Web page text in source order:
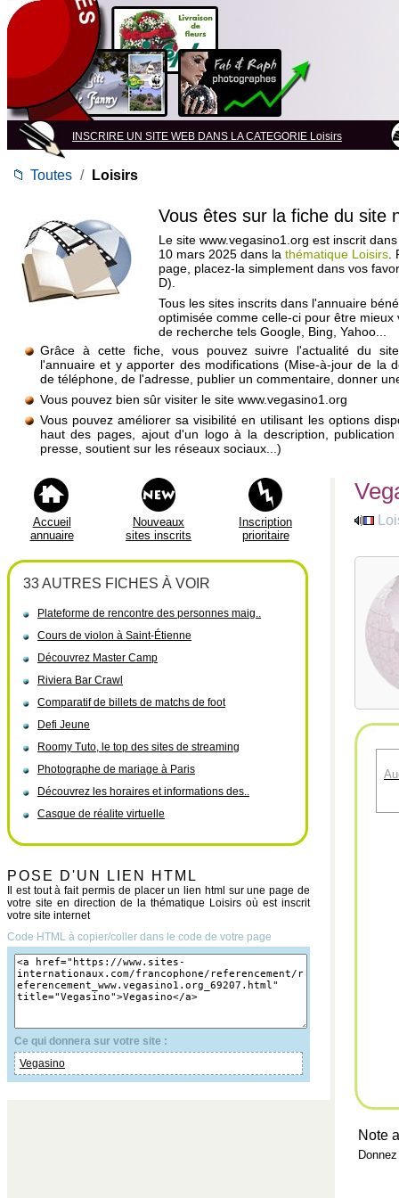
INSCRIRE UN SITE WEB DANS LA CATEGORIE Loisirs
📁 Toutes / Loisirs
Vous êtes sur la fiche du site
Le site www.vegasino1.org est inscrit
10 mars 2025 dans la thématique Loisirs
page, placez-la simplement dans vos
D).
Tous les sites inscrits dans l'annuaire
optimisée comme celle-ci pour être mieux
de recherche tels Google, Bing, Yahoo...
Grâce à cette fiche, vous pouvez suivre l'actualité du
l'annuaire et y apporter des modifications (Mise-à-jour de la
de téléphone, de l'adresse, publier un commentaire, donner
Vous pouvez bien sûr visiter le site www.vegasino1.org
Vous pouvez améliorer sa visibilité en utilisant les options
haut des pages, ajout d'un logo à la description,
presse, soutient sur les réseaux sociaux...)
Accueil
annuaire
Nouveaux
sites inscrits
Inscription
prioritaire
33 AUTRES FICHES À VOIR
Plateforme de rencontre des personnes maig..
Cours de violon à Saint-Étienne
Découvrez Master Camp
Riviera Bar Crawl
Comparatif de billets de matchs de foot
Defi Jeune
Roomy Tuto, le top des sites de streaming
Photographe de mariage à Paris
Découvrez les horaires et informations des..
Casque de réalite virtuelle
POSE D'UN LIEN HTML
Il est tout à fait permis de placer un lien html sur une page de
votre site en direction de la thématique Loisirs où est inscrit
votre site internet
Code HTML à copier/coller dans le code de votre page
Ce qui donnera sur votre site :
Vegasino
Note